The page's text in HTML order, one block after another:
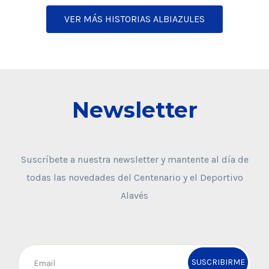
VER MÁS HISTORIAS ALBIAZULES
Newsletter
Suscríbete a nuestra newsletter y mantente al día de
todas las novedades del Centenario y el Deportivo
Alavés
SUSCRIBIRME